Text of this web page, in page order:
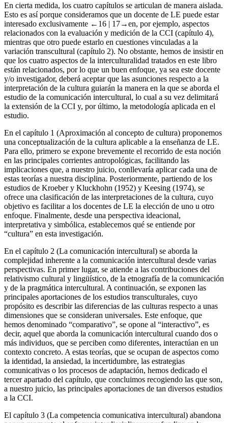
En cierta medida, los cuatro capítulos se articulan de manera aislada.
Esto es así porque consideramos que un docente de LE puede estar
interesado exclusivamente ←16 | 17→en, por ejemplo, aspectos
relacionados con la evaluación y medición de la CCI (capítulo 4),
mientras que otro puede estarlo en cuestiones vinculadas a la
variación transcultural (capítulo 2). No obstante, hemos de insistir en
que los cuatro aspectos de la interculturalidad tratados en este libro
están relacionados, por lo que un buen enfoque, ya sea este docente
y/o investigador, deberá aceptar que las asunciones respecto a la
interpretación de la cultura guiarán la manera en la que se aborda el
estudio de la comunicación intercultural, lo cual a su vez delimitará
la extensión de la CCI y, por último, la metodología aplicada en el
estudio.
En el capítulo 1 (Aproximación al concepto de cultura) proponemos
una conceptualización de la cultura aplicable a la enseñanza de LE.
Para ello, primero se expone brevemente el recorrido de esta noción
en las principales corrientes antropológicas, facilitando las
implicaciones que, a nuestro juicio, conllevaría aplicar cada una de
estas teorías a nuestra disciplina. Posteriormente, partiendo de los
estudios de Kroeber y Kluckhohn (1952) y Keesing (1974), se
ofrece una clasificación de las interpretaciones de la cultura, cuyo
objetivo es facilitar a los docentes de LE la elección de uno u otro
enfoque. Finalmente, desde una perspectiva ideacional,
interpretativa y simbólica, establecemos qué se entiende por
“cultura” en esta investigación.
En el capítulo 2 (La comunicación intercultural) se aborda la
complejidad inherente a la comunicación intercultural desde varias
perspectivas. En primer lugar, se atiende a las contribuciones del
relativismo cultural y lingüístico, de la etnografía de la comunicación
y de la pragmática intercultural. A continuación, se exponen las
principales aportaciones de los estudios transculturales, cuyo
propósito es describir las diferencias de las culturas respecto a unas
dimensiones que se consideran universales. Este enfoque, que
hemos denominado “comparativo”, se opone al “interactivo”, es
decir, aquel que aborda la comunicación intercultural cuando dos o
más individuos, que se perciben como diferentes, interactúan en un
contexto concreto. A estas teorías, que se ocupan de aspectos como
la identidad, la ansiedad, la incertidumbre, las estrategias
comunicativas o los procesos de adaptación, hemos dedicado el
tercer apartado del capítulo, que concluimos recogiendo las que son,
a nuestro juicio, las principales aportaciones de tan diversos estudios
a la CCI.
El capítulo 3 (La competencia comunicativa intercultural) abandona